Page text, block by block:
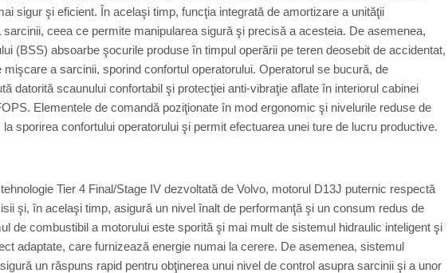
sigur şi eficient. În acelaşi timp, funcţia integrată de amortizare a unităţii
ceea ce permite manipularea sigură şi precisă a acesteia. De asemenea,
(BSS) absoarbe şocurile produse în timpul operării pe teren deosebit de accidentat,
a sarcinii, sporind confortul operatorului. Operatorul se bucură, de
datorită scaunului confortabil şi protecţiei anti-vibraţie aflate în interiorul cabinei
Elementele de comandă poziţionate în mod ergonomic şi nivelurile reduse de
sporirea confortului operatorului şi permit efectuarea unei ture de lucru productive.
Tier 4 Final/Stage IV dezvoltată de Volvo, motorul D13J puternic respectă
şi, în acelaşi timp, asigură un nivel înalt de performanţă şi un consum redus de
de combustibil a motorului este sporită şi mai mult de sistemul hidraulic inteligent şi
adaptate, care furnizează energie numai la cerere. De asemenea, sistemul
un răspuns rapid pentru obţinerea unui nivel de control asupra sarcinii şi a unor